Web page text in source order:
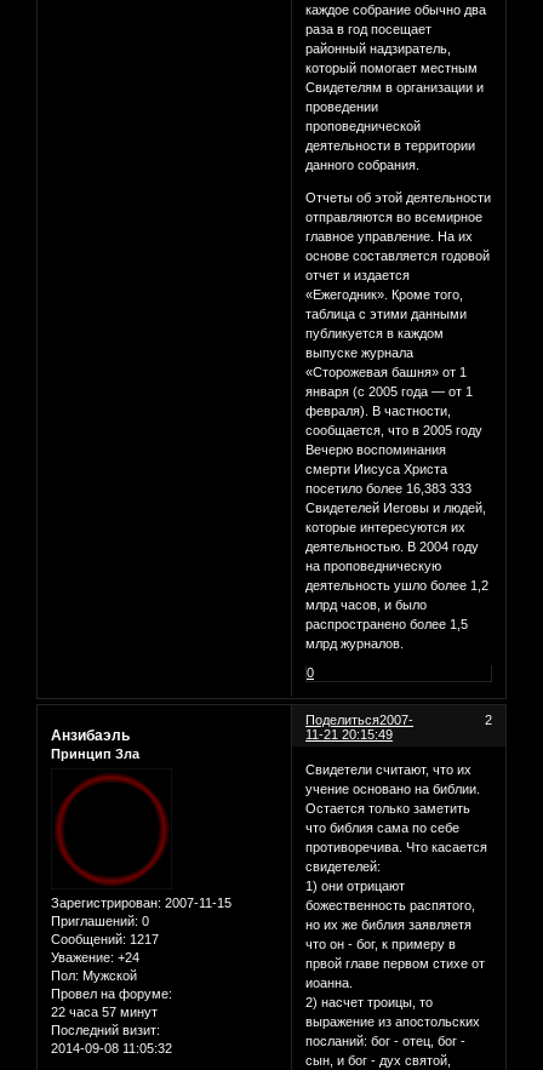
каждое собрание обычно два
раза в год посещает
районный надзиратель,
который помогает местным
Свидетелям в организации и
проведении
проповеднической
деятельности в территории
данного собрания.
Отчеты об этой деятельности
отправляются во всемирное
главное управление. На их
основе составляется годовой
отчет и издается
«Ежегодник». Кроме того,
таблица с этими данными
публикуется в каждом
выпуске журнала
«Сторожевая башня» от 1
января (с 2005 года — от 1
февраля). В частности,
сообщается, что в 2005 году
Вечерю воспоминания
смерти Иисуса Христа
посетило более 16,383 333
Свидетелей Иеговы и людей,
которые интересуются их
деятельностью. В 2004 году
на проповедническую
деятельность ушло более 1,2
млрд часов, и было
распространено более 1,5
млрд журналов.
0
Поделиться 2
2007-
11-21 20:15:49
Анзибаэль
Принцип Зла
Зарегистрирован: 2007-11-15
Приглашений: 0
Сообщений: 1217
Уважение: +24
Пол: Мужской
Провел на форуме:
22 часа 57 минут
Последний визит:
2014-09-08 11:05:32
Свидетели считают, что их
учение основано на библии.
Остается только заметить
что библия сама по себе
противоречива. Что касается
свидетелей:
1) они отрицают
божественность распятого,
но их же библия заявляетя
что он - бог, к примеру в
првой главе первом стихе от
иоанна.
2) насчет троицы, то
выражение из апостольских
посланий: бог - отец, бог -
сын, и бог - дух святой,